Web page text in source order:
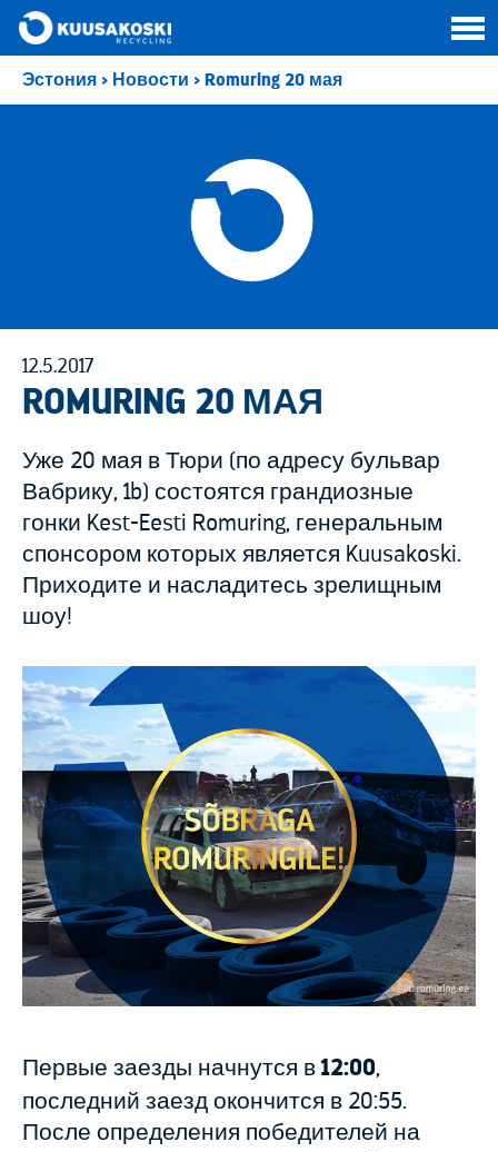
Эстония > Новости > Romuring 20 мая
12.5.2017
ROMURING 20 МАЯ
Уже 20 мая в Тюри (по адресу бульвар
Вабрику, 1b) состоятся грандиозные
гонки Kest-Eesti Romuring, генеральным
спонсором которых является Kuusakoski.
Приходите и насладитесь зрелищным
шоу!
Первые заезды начнутся в12:00,
последний заезд окончится в 20:55.
После определения победителей на